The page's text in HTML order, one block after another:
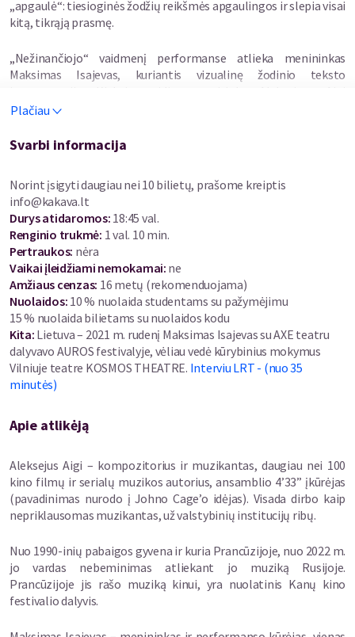
„apgaulė“: tiesioginės žodžių reikšmės apgaulingos ir slepia visai
kitą, tikrąją prasmę.
„Nežinančiojo“ vaidmenį performanse atlieka menininkas
Maksimas Isajevas, kuriantis vizualinę žodinio teksto
muzikinė kompozicija – emocinis žodinės mįslės iškodavimas.
išorinių bruožų įžvelgti tai, kas tikra.
Plačiau
Svarbi informacija
Norint įsigyti daugiau nei 10 bilietų, prašome kreiptis
info@kakava.lt
Durys atidaromos: 18:45 val.
Renginio trukmė: 1 val. 10 min.
Pertraukos: nėra
Vaikai įleidžiami nemokamai: ne
Amžiaus cenzas: 16 metų (rekomenduojama)
Nuolaidos: 10 % nuolaida studentams su pažymėjimu
15 % nuolaida bilietams su nuolaidos kodu
Kita: Lietuva – 2021 m. rudenį Maksimas Isajevas su AXE teatru
dalyvavo AUROS festivalyje, vėliau vedė kūrybinius mokymus
Vilniuje teatre KOSMOS THEATRE. Interviu LRT - (nuo 35
minutės)
Apie atlikėją
Aleksejus Aigi – kompozitorius ir muzikantas, daugiau nei 100
kino filmų ir serialų muzikos autorius, ansamblio 4’33” įkūrėjas
(pavadinimas nurodo į Johno Cage’o idėjas). Visada dirbo kaip
nepriklausomas muzikantas, už valstybinių institucijų ribų.
Nuo 1990-inių pabaigos gyvena ir kuria Prancūzijoje, nuo 2022 m.
jo vardas nebeminimas atliekant jo muziką Rusijoje.
Prancūzijoje jis rašo muziką kinui, yra nuolatinis Kanų kino
festivalio dalyvis.